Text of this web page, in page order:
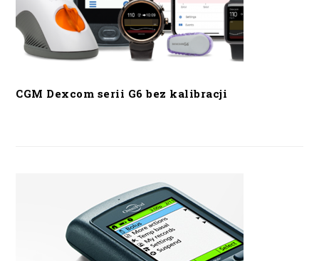
CGM Dexcom serii G6 bez kalibracji